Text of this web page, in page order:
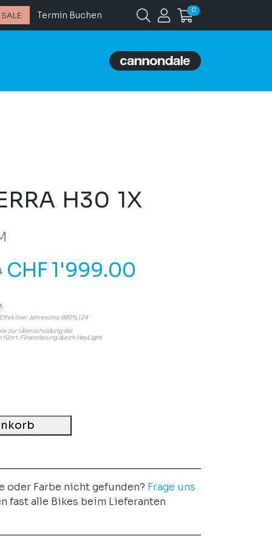
SALE Termin Buchen 0
H30 1X
CHF 1'999.00
Jahreszins: 9.90% | 24
zur Überschuldung der
führt. Finanzierung durch HeyLight
oder Farbe nicht gefunden? Frage uns
fast alle Bikes beim Lieferanten